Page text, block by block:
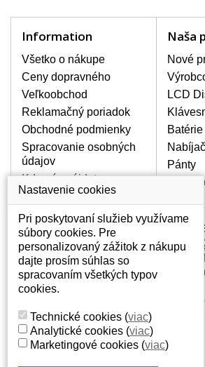
najväčšou opatrnosťou. Medzi
poškodenie napr.
poškrábanie. Ďalej zvislé pruhy,
displej, preblikávanie alebo
jas.
LCD DISPLEJE
KVALITY !
Skladom držíme len
spĺňajú vysokú kvalitu
pixelov a to po celú dobu
AKO ZISTÍTE AKÝ
DISPLEJ PRE SVOJ
Displej je možné dohľadať
notebooku, ktorý je uvedený
strane notebooku na štítku
batériou. Býva tiež
rámčeku alebo pri klávesnici. V
že máte displej demontovaný,
to vďaka modelovému
displeja, ktoré sa nachádza na
EAN kóde.
Information
Všetko o nákupe
Ceny dopravného
Veľkoobchod
Reklamačný poriadok
Obchodné podmienky
Spracovanie osobných
údajov
Kde nás nájdete
Naša
Nové
LCD
Batérie
Pánty
Váš účet
Váš účet
Osobné informácie
Adresy
+421
Mail:
Nastavenie cookies
Pri poskytovaní služieb využívame
súbory cookies. Pre
personalizovaný zážitok z nákupu
dajte prosím súhlas so
spracovaním všetkých typov
cookies.
Technické cookies (viac)
Analytické cookies (viac)
Marketingové cookies (viac)